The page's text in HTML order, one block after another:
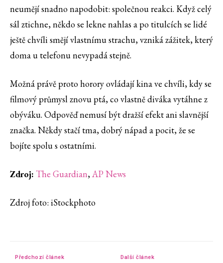
neumějí snadno napodobit: společnou reakci. Když celý
sál ztichne, někdo se lekne nahlas a po titulcích se lidé
ještě chvíli smějí vlastnímu strachu, vzniká zážitek, který
doma u telefonu nevypadá stejně.
Možná právě proto horory ovládají kina ve chvíli, kdy se
filmový průmysl znovu ptá, co vlastně diváka vytáhne z
obýváku. Odpověď nemusí být dražší efekt ani slavnější
značka. Někdy stačí tma, dobrý nápad a pocit, že se
bojíte spolu s ostatními.
Zdroj: The Guardian⁠,AP News
⁠Zdroj foto: iStockphoto
Předchozí článek Další článek